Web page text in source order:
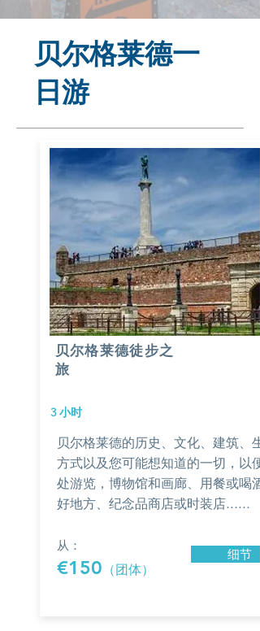
贝尔格莱德一
日游
贝尔格莱德徒步之
旅
3 小时
贝尔格莱德的历史、文化、建筑、生
方式以及您可能想知道的一切，以便
处游览，博物馆和画廊、用餐或喝酒
好地方、纪念品商店或时装店......
从：
€150 （团体）
细节